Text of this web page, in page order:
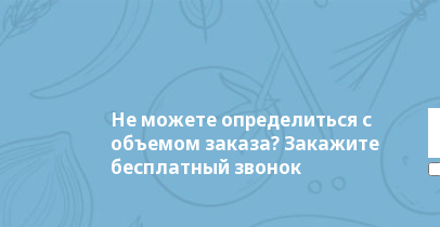
Не можете определиться с
объемом заказа? Закажите
бесплатный звонок